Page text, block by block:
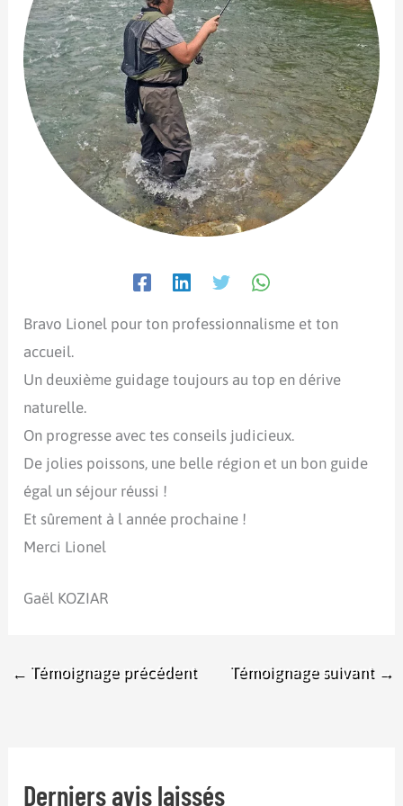
Bravo Lionel pour ton professionnalisme et ton
accueil.
Un deuxième guidage toujours au top en dérive
naturelle.
On progresse avec tes conseils judicieux.
De jolies poissons, une belle région et un bon guide
égal un séjour réussi !
Et sûrement à l année prochaine !
Merci Lionel
Gaël KOZIAR
← Témoignage précédent Témoignage suivant →
Derniers avis laissés